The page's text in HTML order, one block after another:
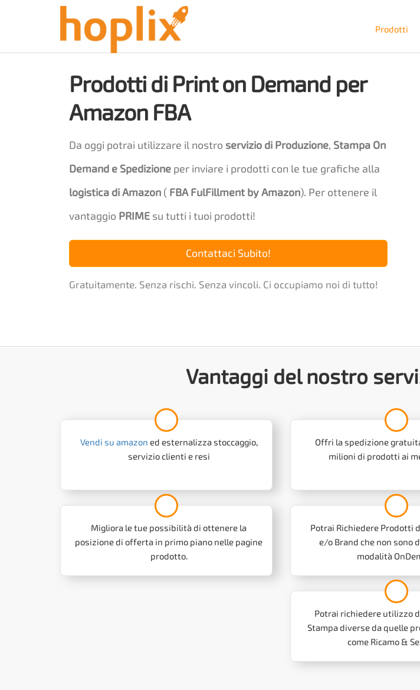
Prodotti
Prodotti di Print on Demand per
Amazon FBA
Da oggi potrai utilizzare il nostro servizio di Produzione, Stampa On
Demand e Spedizione per inviare i prodotti con le tue grafiche alla
logistica di Amazon ( FBA FulFillment by Amazon). Per ottenere il
vantaggio PRIME su tutti i tuoi prodotti!
Contattaci Subito!
Gratuitamente. Senza rischi. Senza vincoli. Ci occupiamo noi di tutto!
Vantaggi del nostro
Vendi su amazon ed esternalizza stoccaggio,
servizio clienti e resi
Offri la spedizione
milioni di prodotti ai
Migliora le tue possibilità di ottenere la
posizione di offerta in primo piano nelle pagine
prodotto.
Potrai Richiedere Prodotti
e/o Brand che non sono
modalità
Potrai richiedere utilizzo
Stampa diverse da quelle
come Ricamo &